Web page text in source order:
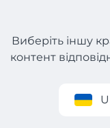
Реєстрація
Виберіть іншу
контент
Outlets з